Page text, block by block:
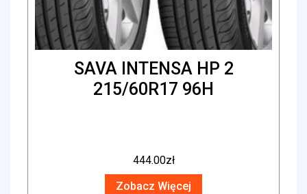
SAVA INTENSA HP 2
215/60R17 96H
444.00zł
Zobacz Więcej